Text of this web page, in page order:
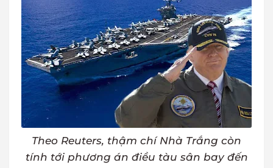
Theo Reuters, thậm chí Nhà Trắng còn
tính tới phương án điều tàu sân bay đến